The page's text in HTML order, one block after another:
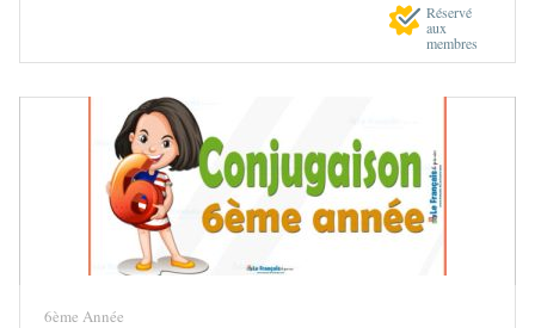
Réservé
aux
membres
6ème Année